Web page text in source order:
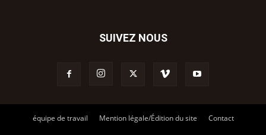
SUIVEZ NOUS
équipe de travail Mention légale/Édition du site Contact